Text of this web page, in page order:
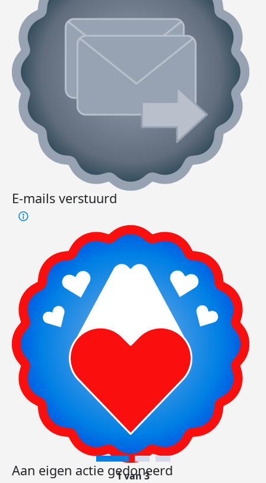
E-mails verstuurd
Aan eigen actie gedoneerd
1 van 3